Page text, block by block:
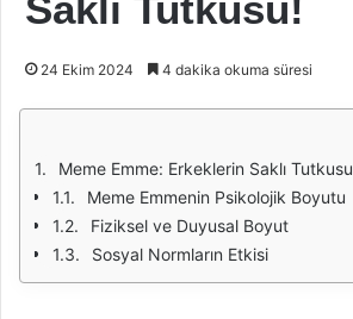
24 Ekim 2024 4 dakika okuma süresi
Meme Emme: Erkeklerin Saklı Tutkusu
Meme Emmenin Psikolojik Boyutu
Fiziksel ve Duyusal Boyut
Sosyal Normların Etkisi